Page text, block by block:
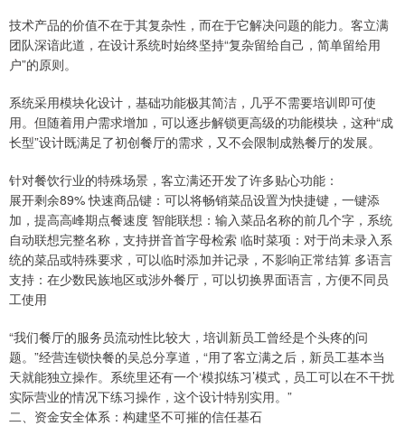
技术产品的价值不在于其复杂性，而在于它解决问题的能力。客立满
团队深谙此道，在设计系统时始终坚持“复杂留给自己，简单留给用
户”的原则。
系统采用模块化设计，基础功能极其简洁，几乎不需要培训即可使
用。但随着用户需求增加，可以逐步解锁更高级的功能模块，这种“成
长型”设计既满足了初创餐厅的需求，又不会限制成熟餐厅的发展。
针对餐饮行业的特殊场景，客立满还开发了许多贴心功能：
展开剩余89% 快速商品键：可以将畅销菜品设置为快捷键，一键添
加，提高高峰期点餐速度 智能联想：输入菜品名称的前几个字，系统
自动联想完整名称，支持拼音首字母检索 临时菜项：对于尚未录入系
统的菜品或特殊要求，可以临时添加并记录，不影响正常结算 多语言
支持：在少数民族地区或涉外餐厅，可以切换界面语言，方便不同员
工使用
“我们餐厅的服务员流动性比较大，培训新员工曾经是个头疼的问
题。”经营连锁快餐的吴总分享道，“用了客立满之后，新员工基本当
天就能独立操作。系统里还有一个‘模拟练习’模式，员工可以在不干扰
实际营业的情况下练习操作，这个设计特别实用。”
二、资金安全体系：构建坚不可摧的信任基石